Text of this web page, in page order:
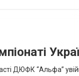
ДЮФК “Альфа”